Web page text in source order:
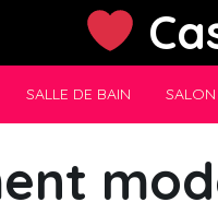
SALLE DE BAIN SALON